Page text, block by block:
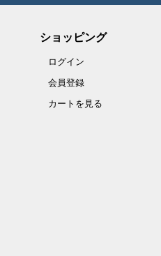
ショッピング
ログイン
会員登録
カートを見る